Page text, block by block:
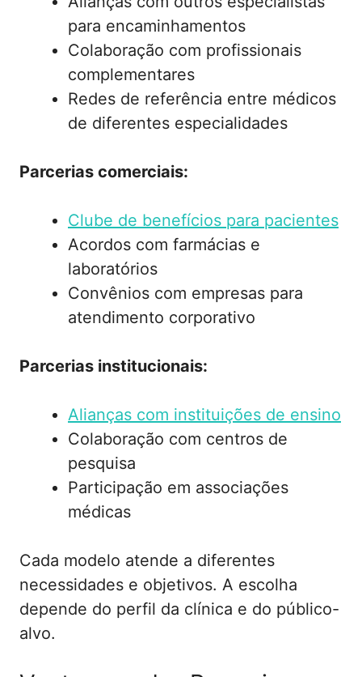
para encaminhamentos
Colaboração com profissionais
complementares
Redes de referência entre médicos
de diferentes especialidades
Parcerias comerciais:
Clube de benefícios para pacientes
Acordos com farmácias e
laboratórios
Convênios com empresas para
atendimento corporativo
Parcerias institucionais:
Alianças com instituições de ensino
Colaboração com centros de
pesquisa
Participação em associações
médicas
Cada modelo atende a diferentes
necessidades e objetivos. A escolha
depende do perfil da clínica e do público-
alvo.